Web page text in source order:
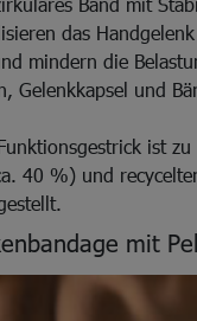
das
mindern die
Gelenkkapsel und
ist
40 %) und
mit